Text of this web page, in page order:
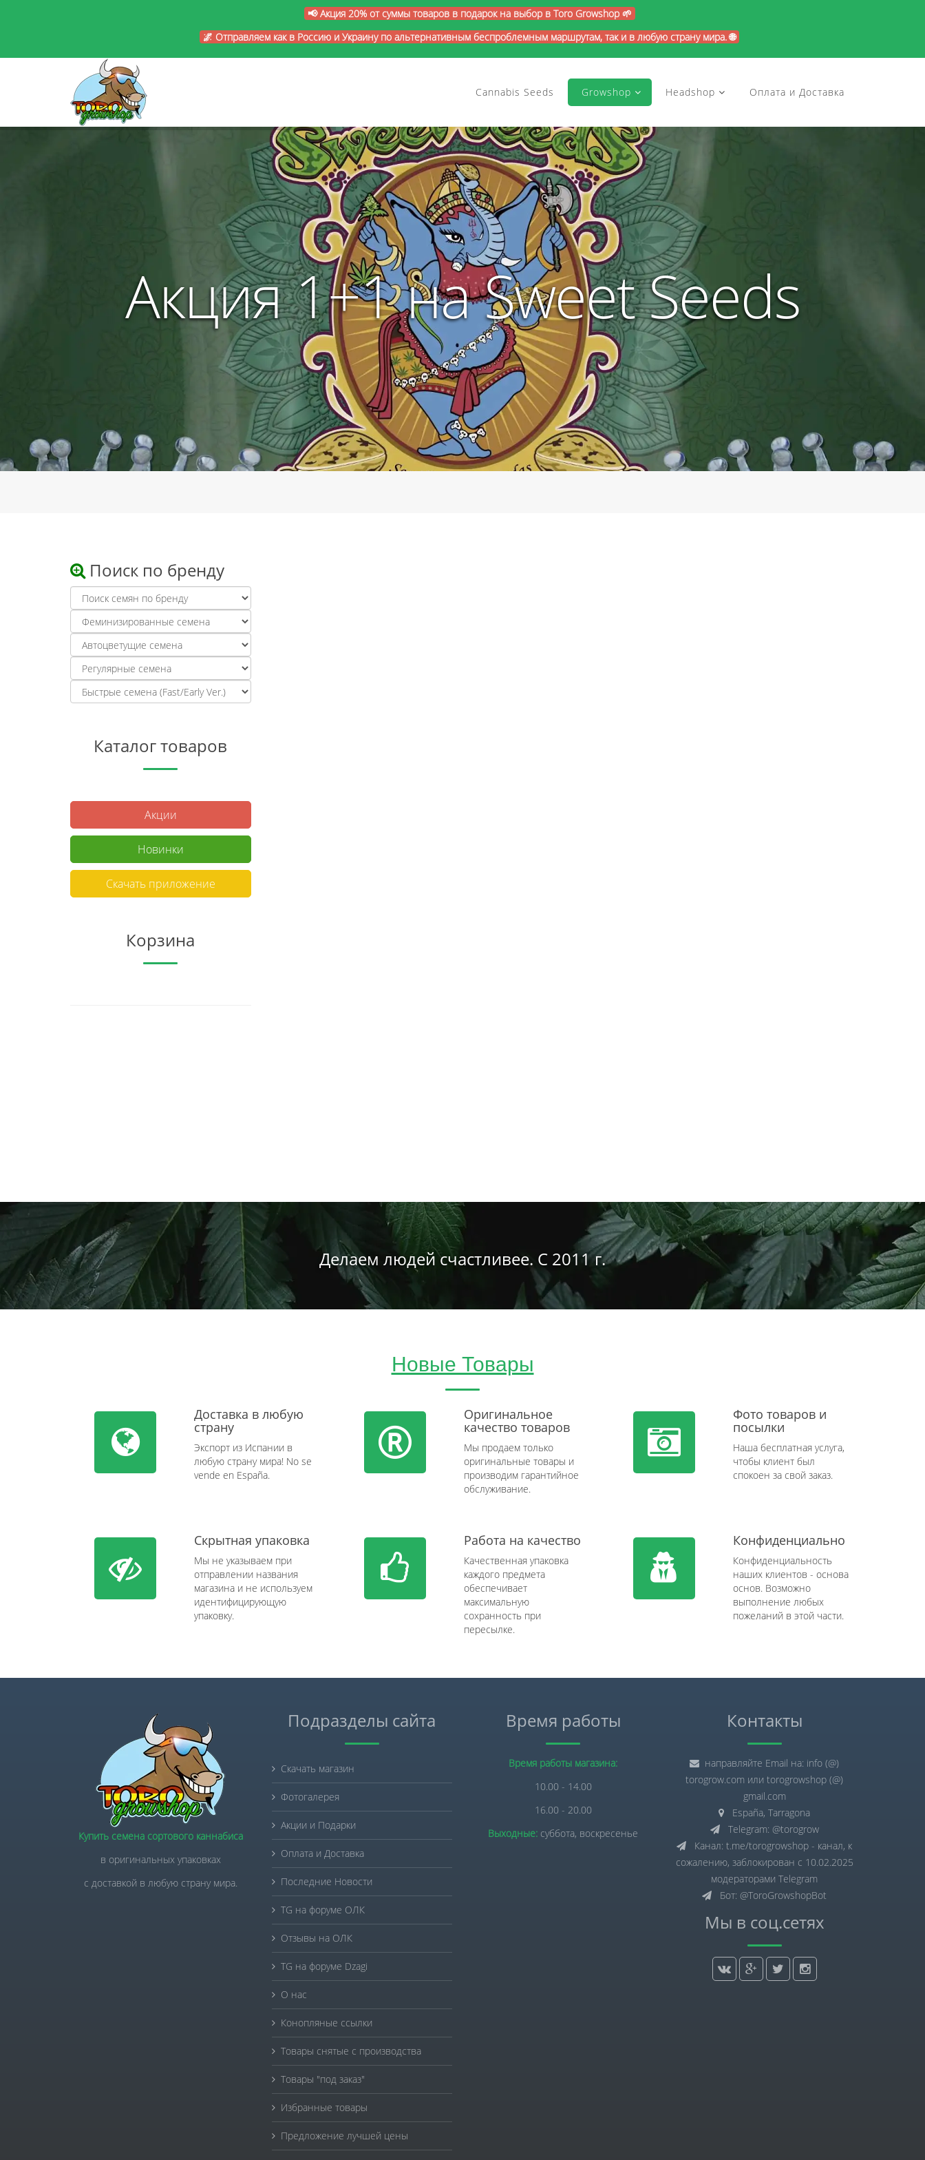
📢 Акция 20% от суммы товаров в подарок на выбор в Toro Growshop 🌱
🌌 Отправляем как в Россию и Украину по альтернативным беспроблемным маршрутам, так и в любую страну мира. 🌐
Cannabis Seeds Growshop Headshop Оплата и Доставка
Акция 1+1 на Sweet Seeds
Поиск по бренду
Каталог товаров
Акции
Новинки
Скачать приложение
Корзина
Делаем людей счастливее. С 2011 г.
Новые Товары
Доставка в любую
страну
Экспорт из Испании в
любую страну мира! No se
vende en España.
Оригинальное
качество товаров
Мы продаем только
оригинальные товары и
производим гарантийное
обслуживание.
Фото товаров и
посылки
Наша бесплатная услуга,
чтобы клиент был
спокоен за свой заказ.
Скрытная упаковка
Мы не указываем при
отправлении названия
магазина и не используем
идентифицирующую
упаковку.
Работа на качество
Качественная упаковка
каждого предмета
обеспечивает
максимальную
сохранность при
пересылке.
Конфиденциально
Конфиденциальность
наших клиентов - основа
основ. Возможно
выполнение любых
пожеланий в этой части.
Купить семена сортового каннабиса
в оригинальных упаковках
с доставкой в любую страну мира.
Подразделы сайта
Скачать магазин
Фотогалерея
Акции и Подарки
Оплата и Доставка
Последние Новости
TG на форуме ОЛК
Отзывы на ОЛК
TG на форуме Dzagi
О нас
Конопляные ссылки
Товары снятые с производства
Товары "под заказ"
Избранные товары
Предложение лучшей цены
Время работы
Время работы магазина:
10.00 - 14.00
16.00 - 20.00
Выходные: суббота, воскресенье
Контакты
направляйте Email на: info (@)
torogrow.com или torogrowshop (@)
gmail.com
España, Tarragona
Telegram: @torogrow
Канал: t.me/torogrowshop - канал, к
сожалению, заблокирован с 10.02.2025
модераторами Telegram
Бот: @ToroGrowshopBot
Мы в соц.сетях